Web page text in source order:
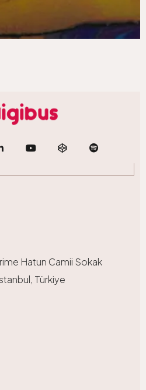
Hatun Camii Sokak
Türkiye